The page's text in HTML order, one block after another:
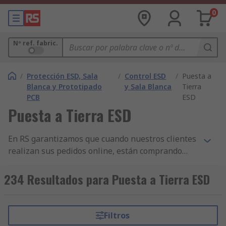
0
Nº ref. fabric.
/ Protección ESD, Sala
Blanca y Prototipado
PCB
/ Control ESD
y Sala Blanca
/ Puesta a
Tierra
ESD
Puesta a Tierra ESD
En RS garantizamos que cuando nuestros clientes
realizan sus pedidos online, están comprando
con las normas de seguridad pertinentes. Hemos
construido nuestra reputación sobre nuestro
componentes de Accesorios para conexión a
tierra ESD y otros productos de Control ESD y sala
234 Resultados para Puesta a Tierra ESD
Filtros